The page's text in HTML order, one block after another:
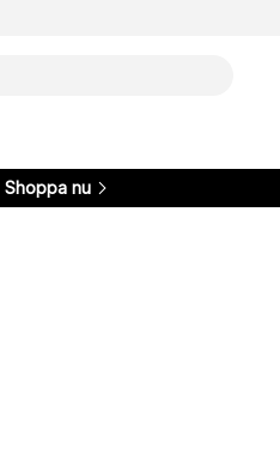
Shoppa nu